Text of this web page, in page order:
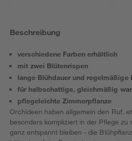
Beschreibung
verschiedene Farben erhältlich
mit zwei Blütenrispen
lange Blühdauer und regelmäßige
für halbschattige, gleichmäßig
pflegeleichte Zimmerpflanze
Orchideen haben allgemein den Ruf,
besonders kompliziert in der Pflege zu
ganz entspannt bleiben - die